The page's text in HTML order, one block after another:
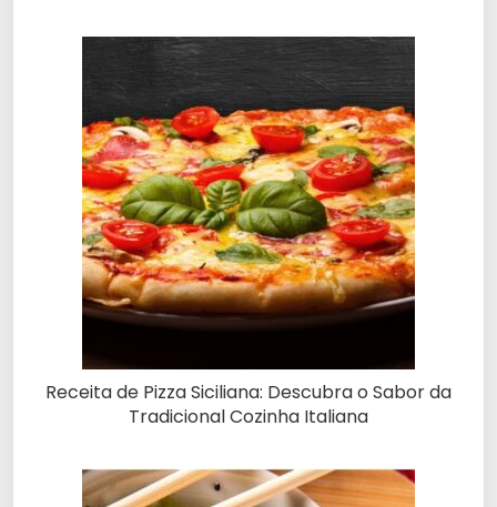
Receita de Pizza Siciliana: Descubra o Sabor da
Tradicional Cozinha Italiana